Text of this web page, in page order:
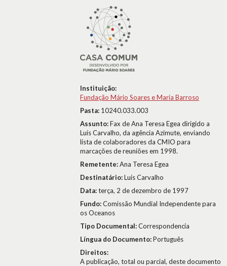
Instituição:
Fundação Mário Soares e Maria Barroso
Pasta: 10240.033.003
Assunto:Fax de Ana Teresa Egea dirigido a
Luís Carvalho, da agência Azimute, enviando
lista de colaboradores da CMIO para
marcações de reuniões em 1998.
Remetente:Ana Teresa Egea
Destinatário:Luís Carvalho
Data:terça, 2 de dezembro de 1997
Fundo:Comissão Mundial Independente para
os Oceanos
Tipo Documental:Correspondencia
Língua do Documento:Português
Direitos:
A publicação, total ou parcial, deste documento